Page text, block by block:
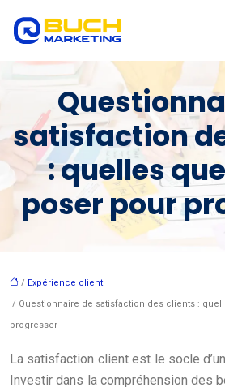
satisfaction
: quelles
poser pour
/ Expérience client
/ Questionnaire de satisfaction des clients :
progresser
La satisfaction client est le socle
Investir dans la compréhension des